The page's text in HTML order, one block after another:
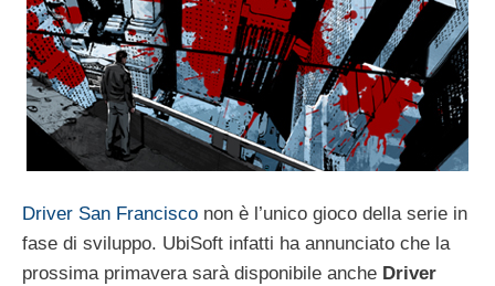
Driver San Francisco non è l’unico gioco della serie in
fase di sviluppo. UbiSoft infatti ha annunciato che la
prossima primavera sarà disponibile anche Driver